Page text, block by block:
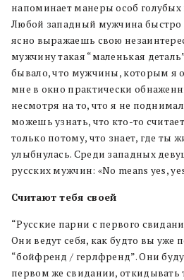
напоминает манеры особ голубых
Любой западный мужчина быстро
ясно выражаешь свою
мужчину такая “маленькая
бывало, что мужчины, которым я
мне в окно практически
несмотря на то, что я не
можешь узнать, что кто-то
только потому, что знает, где ты
улыбнулась. Среди западных
русских мужчин: «No means yes,
Считают тебя своей
“Русские парни с первого
Они ведут себя, как будто вы уже
“бойфренд / герлфренд”. Они
первом же свидании, откидывать